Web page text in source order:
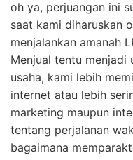
oh ya, perjuangan ini
saat kami diharuskan
menjalankan amanah
Menjual tentu menjadi
usaha, kami lebih
internet atau lebih
marketing maupun
tentang perjalanan
bagaimana